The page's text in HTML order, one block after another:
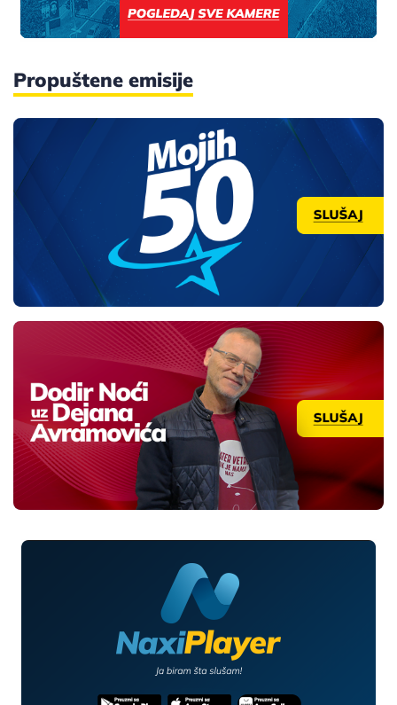
Propuštene emisije